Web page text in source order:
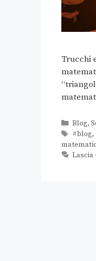
Trucchi
Blog,
#blog,
Lascia